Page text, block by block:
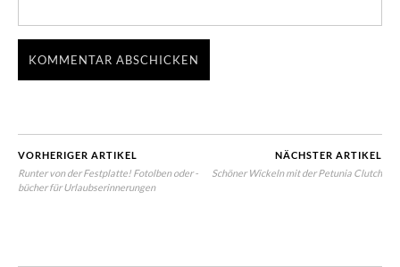
VORHERIGER ARTIKEL
Runter von der Festplatte! Fotolben oder -
bücher für Urlaubserinnerungen
NÄCHSTER ARTIKEL
Schöner Wickeln mit der Petunia Clutch